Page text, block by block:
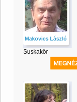
Makovics László
Suskakör